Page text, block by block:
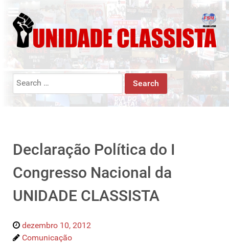
Search
Declaração Política do I
Congresso Nacional da
UNIDADE CLASSISTA
dezembro 10, 2012
Comunicação